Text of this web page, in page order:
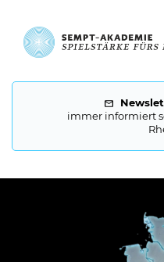
immer informiert